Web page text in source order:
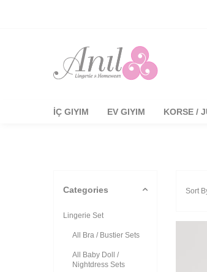
İÇ GIYIM EV GIYIM KORSE /
Categories
Lingerie Set
All Bra / Bustier Sets
All Baby Doll /
Nightdress Sets